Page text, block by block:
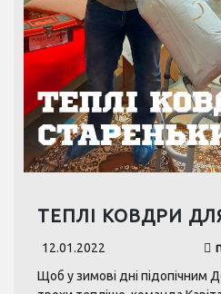
ТЕПЛІ КОВДРИ
12.01.2022
Щоб у зимові дні підопічним